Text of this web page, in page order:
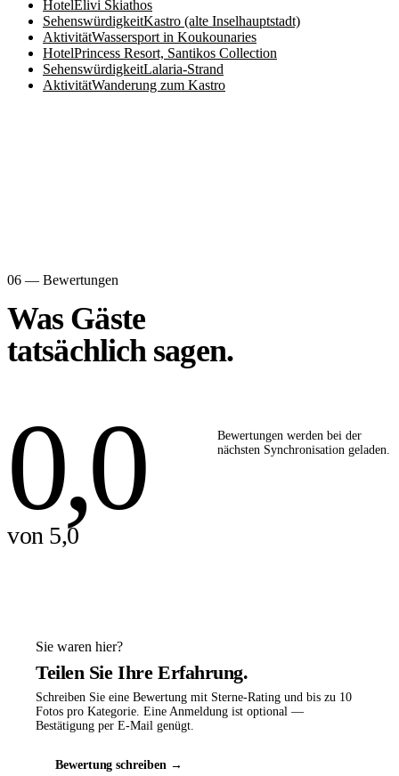
HotelElivi Skiathos
SehenswürdigkeitKastro (alte Inselhauptstadt)
AktivitätWassersport in Koukounaries
HotelPrincess Resort, Santikos Collection
SehenswürdigkeitLalaria-Strand
AktivitätWanderung zum Kastro
06 — Bewertungen
Was Gäste
tatsächlich sagen.
0,0
von 5,0
Bewertungen werden bei der
nächsten Synchronisation geladen.
Sie waren hier?
Teilen Sie Ihre Erfahrung.
Schreiben Sie eine Bewertung mit Sterne-Rating und bis zu 10
Fotos pro Kategorie. Eine Anmeldung ist optional —
Bestätigung per E-Mail genügt.
Bewertung schreiben →